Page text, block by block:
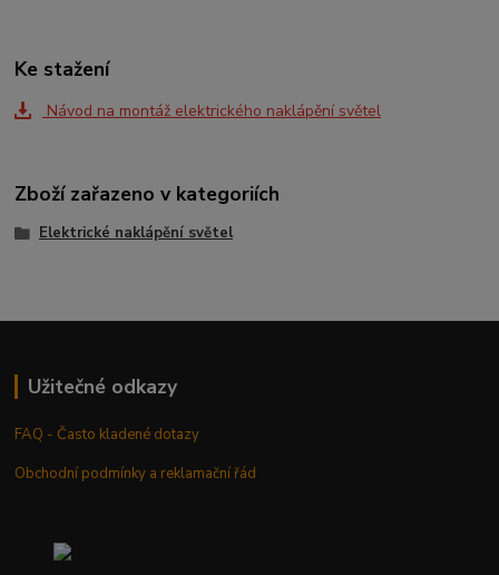
Ke stažení
Návod na montáž elektrického naklápění světel
Zboží zařazeno v kategoriích
Elektrické naklápění světel
Užitečné odkazy
FAQ - Často kladené dotazy
Obchodní podmínky a reklamační řád